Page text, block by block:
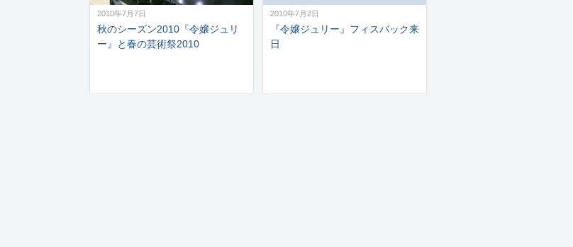
2010年7月7日
秋のシーズン2010『令嬢ジュリ
ー』と春の芸術祭2010
2010年7月2日
『令嬢ジュリー』フィスバック来
日